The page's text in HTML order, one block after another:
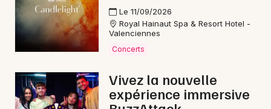
Choisir mes départements
Mon email
Le 11/09/2026
Royal Hainaut Spa & Resort Hotel -
Valenciennes
Concerts
Vivez la nouvelle
expérience immersive